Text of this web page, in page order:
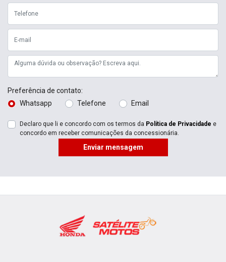
Preferência de contato:
Whatsapp
Telefone Email
Declaro que li e concordo com os termos da Política de Privacidade e
concordo em receber comunicações da concessionária.
Enviar mensagem